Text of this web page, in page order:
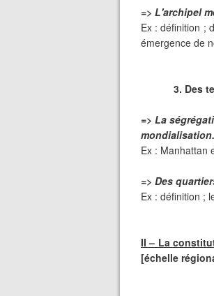
=> L'archipel
Ex : définition ;
émergence de
3. Des
=> La
mondialisation.
Ex : Manhattan
=> Des
Ex : définition ;
II – La
[échelle